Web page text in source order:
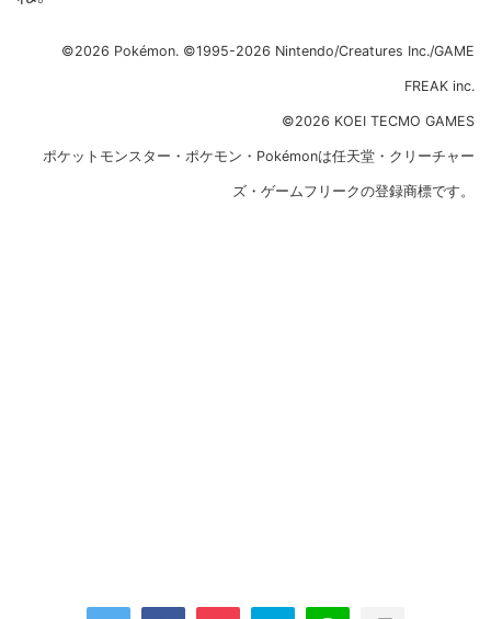
©2026 Pokémon. ©1995-2026 Nintendo/Creatures Inc./GAME
FREAK inc.
©2026 KOEI TECMO GAMES
ポケットモンスター・ポケモン・Pokémonは任天堂・クリーチャー
ズ・ゲームフリークの登録商標です。